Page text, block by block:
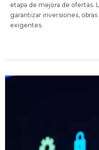
etapa de mejora de ofertas.
garantizar inversiones,
exigentes.